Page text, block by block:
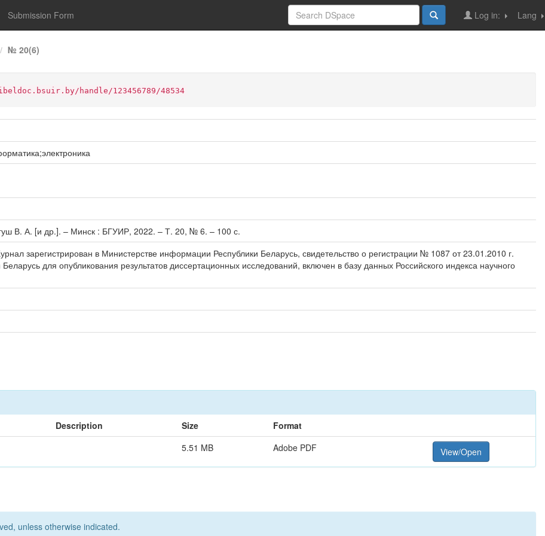
Submission Form Lang
Log in:
№ 20(6)
handle/123456789/48534
В. А. [и др.]. – Минск : БГУИР, 2022. – Т. 20, № 6. – 100 с.
зарегистрирован в Министерстве информации Республики Беларусь, свидетельство о регистрации № 1087 от 23.01.2010 г.
для опубликования результатов диссертационных исследований, включен в базу данных Российского индекса научного
Description Size
Format
5.51 MB Adobe PDF View/Open
unless otherwise indicated.